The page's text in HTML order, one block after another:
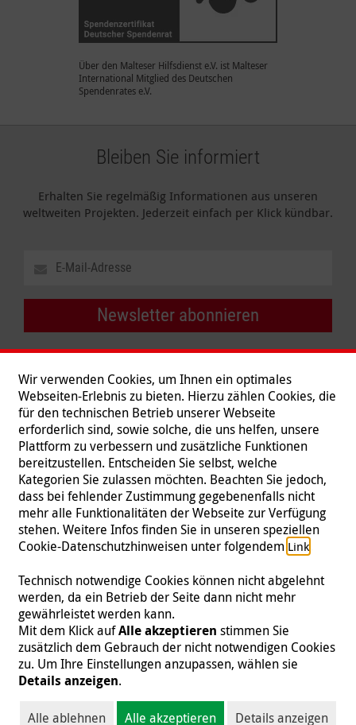
Über den Malteser Hilfsdienst e.V. ist Malteser
International Mitglied des Deutschen
Spendenrates e.V.
Bleiben Sie informiert
Erhalten Sie regelmäßig Informationen aus unseren
weltweiten Projekten. Jederzeit einfach per Klick kündbar.
Newsletter abonnieren
Folgen Sie uns
Impressum | Datenschutz | Kontakt | Presse
© 2026 Malteser International
Malteser International ist eine Organisationseinheit des Malteser Hilfsdienst
e.V., der als gemeinnützige Organisation von der Körperschafts- und
Wir verwenden Cookies, um Ihnen ein optimales
Webseiten-Erlebnis zu bieten. Hierzu zählen Cookies, die
für den technischen Betrieb unserer Webseite
erforderlich sind, sowie solche, die uns helfen, unsere
Plattform zu verbessern und zusätzliche Funktionen
bereitzustellen. Entscheiden Sie selbst, welche
Kategorien Sie zulassen möchten. Beachten Sie jedoch,
dass bei fehlender Zustimmung gegebenenfalls nicht
mehr alle Funktionalitäten der Webseite zur Verfügung
stehen. Weitere Infos finden Sie in unseren speziellen
Cookie-Datenschutzhinweisen unter folgendem Link.
Technisch notwendige Cookies können nicht abgelehnt
werden, da ein Betrieb der Seite dann nicht mehr
gewährleistet werden kann.
Mit dem Klick aufAlle akzeptieren stimmen Sie
zusätzlich dem Gebrauch der nicht notwendigen Cookies
zu. Um Ihre Einstellungen anzupassen, wählen sie
Details anzeigen.
Alle ablehnen Alle akzeptieren Details anzeigen